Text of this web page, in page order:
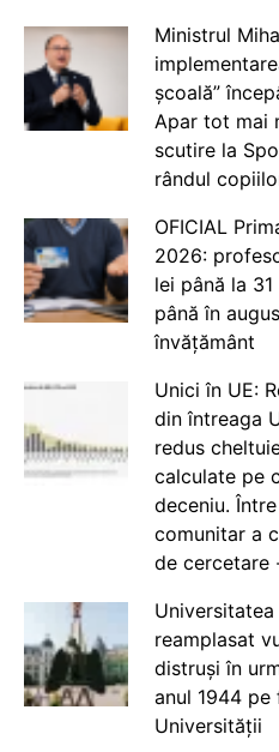
Ministrul
școală”
Apar tot mai
scutire la
rândul
OFICIAL
2026:
lei până la
până în
învățământ
Unici în UE:
din întreaga
redus
calculate pe
deceniu.
comunitar a
de cercetare
reamplasat
distruși în
anul 1944 pe
Universității